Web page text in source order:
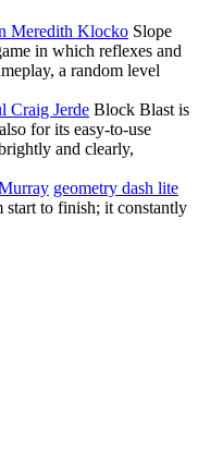
Meredith Klocko Slope
in which reflexes and
a random level
Craig Jerde Block Blast is
for its easy-to-use
and clearly,
geometry dash lite
start to finish; it constantly